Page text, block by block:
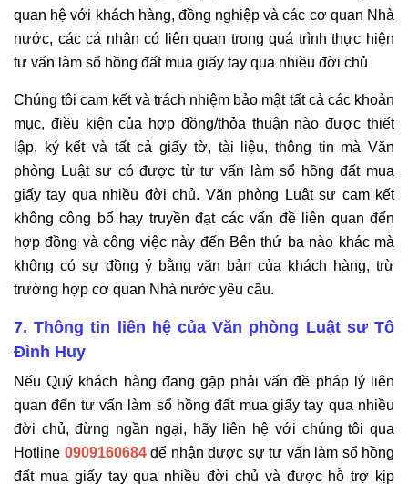
quan hệ với khách hàng, đồng nghiệp và các cơ quan Nhà
nước, các cá nhân có liên quan trong quá trình thực hiện
tư vấn làm sổ hồng đất mua giấy tay qua nhiều đời chủ
Chúng tôi cam kết và trách nhiệm bảo mật tất cả các khoản
mục, điều kiện của hợp đồng/thỏa thuận nào được thiết
lập, ký kết và tất cả giấy tờ, tài liệu, thông tin mà Văn
phòng Luật sư có được từ tư vấn làm sổ hồng đất mua
giấy tay qua nhiều đời chủ. Văn phòng Luật sư cam kết
không công bố hay truyền đạt các vấn đề liên quan đến
hợp đồng và công việc này đến Bên thứ ba nào khác mà
không có sự đồng ý bằng văn bản của khách hàng, trừ
trường hợp cơ quan Nhà nước yêu cầu.
7. Thông tin liên hệ của Văn phòng Luật sư Tô
Đình Huy
Nếu Quý khách hàng đang gặp phải vấn đề pháp lý liên
quan đến tư vấn làm sổ hồng đất mua giấy tay qua nhiều
đời chủ, đừng ngần ngại, hãy liên hệ với chúng tôi qua
Hotline 0909160684để nhận được sự tư vấn làm sổ hồng
đất mua giấy tay qua nhiều đời chủ và được hỗ trợ kịp